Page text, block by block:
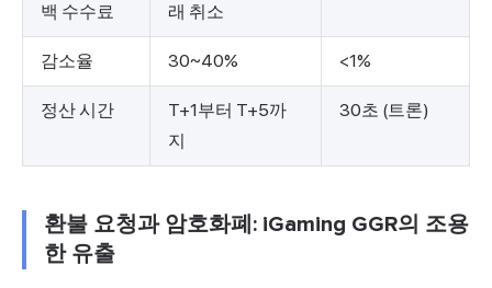
백 수수료
래 취소
감소율 30~40% <1%
정산 시간
T+1부터 T+5까
지
30초 (트론)
환불 요청과 암호화폐: iGaming GGR의 조용
한 유출